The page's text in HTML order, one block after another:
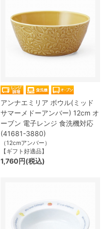
アンナエミリア ボウル(ミッド
サマーメドーアンバー) 12cm オ
ーブン 電子レンジ 食洗機対応
(41681-3880)
（12cmアンバー）
【ギフト好適品】
1,760円(税込)